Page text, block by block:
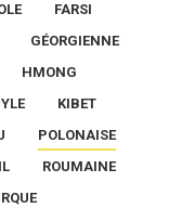
FARSI
GÉORGIENNE
HMONG
KIBET
POLONAISE
ROUMAINE